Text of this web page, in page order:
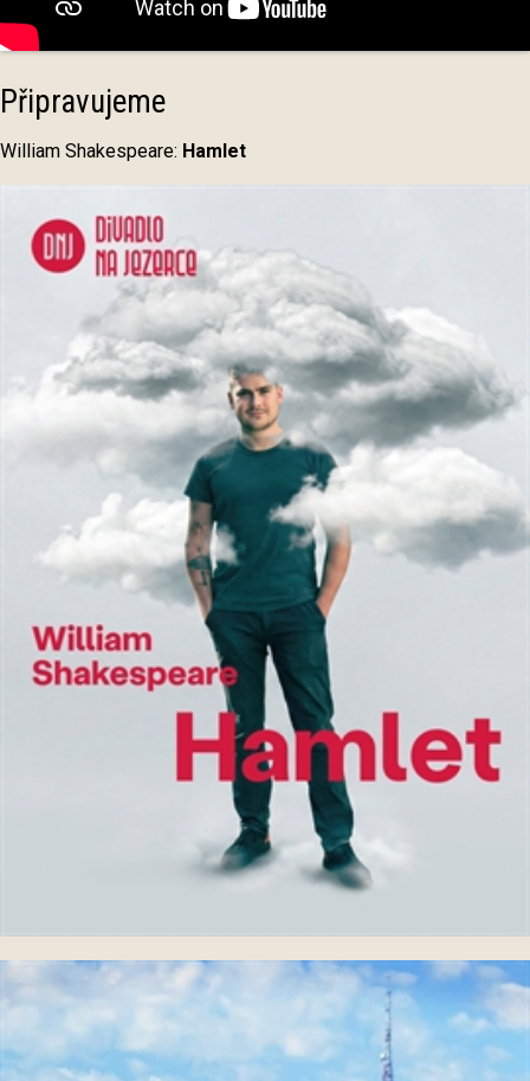
Připravujeme
William Shakespeare: Hamlet